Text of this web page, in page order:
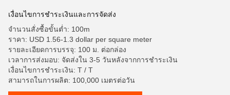
เงื่อนไขการชำระเงินและการจัดส่ง
จำนวนสั่งซื้อขั้นต่ำ: 100m
ราคา: USD 1.56-1.3 dollar per square meter
รายละเอียดการบรรจุ: 100 ม. ต่อกล่อง
เวลาการส่งมอบ: จัดส่งใน 3-5 วันหลังจากการชำระเงิน
เงื่อนไขการชำระเงิน: T / T
สามารถในการผลิต: 100,000 เมตรต่อวัน